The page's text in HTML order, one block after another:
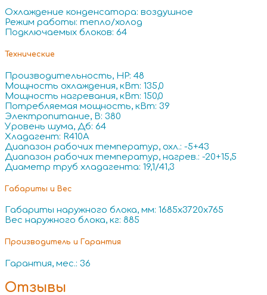
Охлаждение конденсатора: воздушное
Режим работы: тепло/холод
Подключаемых блоков: 64
Технические
Производительность, HP: 48
Мощность охлаждения, кВт: 135,0
Мощность нагревания, кВт: 150,0
Потребляемая мощность, кВт: 39
Электропитание, В: 380
Уровень шума, Дб: 64
Хладагент: R410A
Диапазон рабочих температур, охл.: -5+43
Диапазон рабочих температур, нагрев.: -20+15,5
Диаметр труб хладагента: 19,1/41,3
Габариты и Вес
Габариты наружного блока, мм: 1685x3720x765
Вес наружного блока, кг: 885
Производитель и Гарантия
Гарантия, мес.: 36
Отзывы